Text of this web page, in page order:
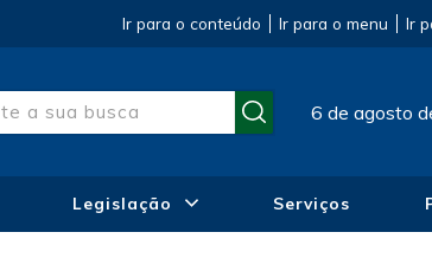
Ir para o conteúdo Ir para o menu Ir
6 de agosto
Legislação Serviços